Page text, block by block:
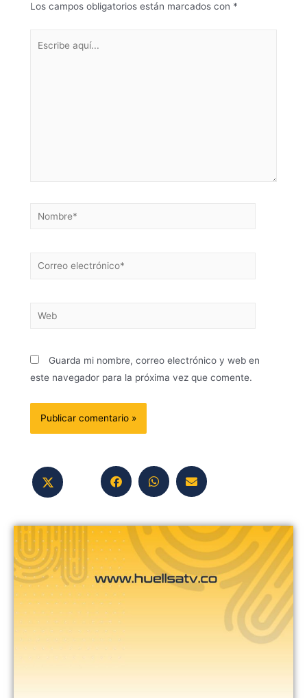
Los campos obligatorios están marcados con *
Guarda mi nombre, correo electrónico y web en
este navegador para la próxima vez que comente.